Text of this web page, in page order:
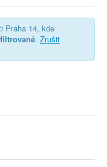
Praha 14, kde
. Zrušit